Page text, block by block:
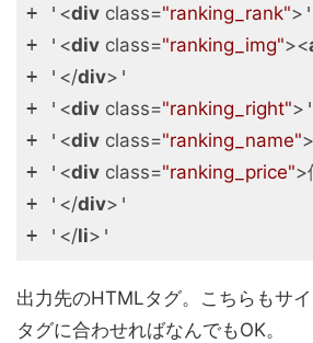
+ ' <div class="ranking_rank">
+ ' <div class="ranking_img"><
+ ' </div> '
+ ' <div class="ranking_right"> '
+ ' <div class="ranking_name">
+ ' <div class="ranking_price">
+ ' </div> '
+ ' </li> '
出力先のHTMLタグ。こちらもサ
タグに合わせればなんでもOK。